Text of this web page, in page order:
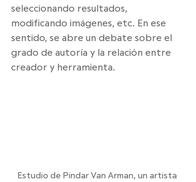
seleccionando resultados,
modificando imágenes, etc. En ese
sentido, se abre un debate sobre el
grado de autoría y la relación entre
creador y herramienta.
Estudio de Pindar Van Arman, un artista